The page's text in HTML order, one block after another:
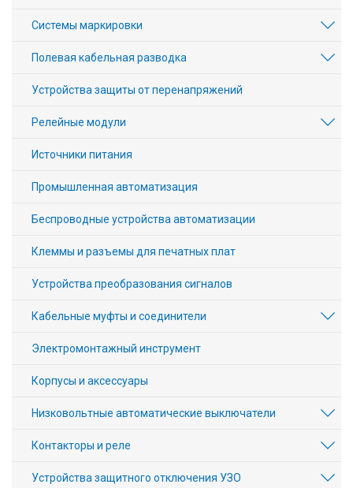
Системы маркировки
Полевая кабельная разводка
Устройства защиты от перенапряжений
Релейные модули
Источники питания
Промышленная автоматизация
Беспроводные устройства автоматизации
Клеммы и разъемы для печатных плат
Устройства преобразования сигналов
Кабельные муфты и соединители
Электромонтажный инструмент
Корпусы и аксессуары
Низковольтные автоматические выключатели
Контакторы и реле
Устройства защитного отключения УЗО